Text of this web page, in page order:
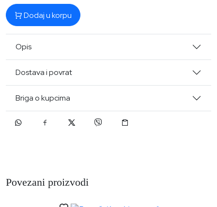
Dodaj u korpu
Opis
Dostava i povrat
Briga o kupcima
Povezani proizvodi